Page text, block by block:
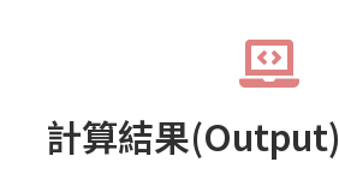
計算結果(Output)